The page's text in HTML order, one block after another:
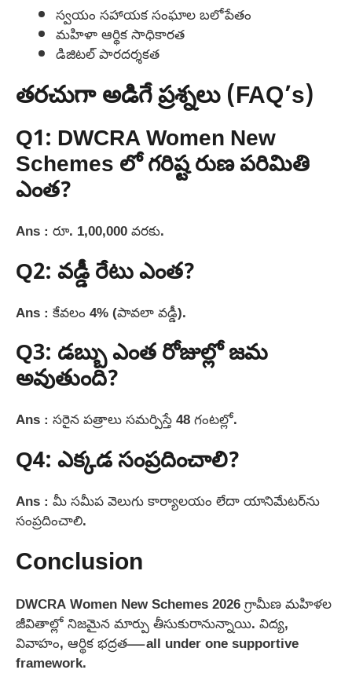
స్వయం సహాయక సంఘాల బలోపేతం
మహిళా ఆర్థిక సాధికారత
డిజిటల్ పారదర్శకత
తరచుగా అడిగే ప్రశ్నలు (FAQ’s)
Q1: DWCRA Women New
Schemes లో గరిష్ట రుణ పరిమితి
ఎంత?
Ans : రూ. 1,00,000 వరకు.
Q2: వడ్డీ రేటు ఎంత?
Ans : కేవలం 4% (పావలా వడ్డీ).
Q3: డబ్బు ఎంత రోజుల్లో జమ
అవుతుంది?
Ans : సరైన పత్రాలు సమర్పిస్తే 48 గంటల్లో.
Q4: ఎక్కడ సంప్రదించాలి?
Ans : మీ సమీప వెలుగు కార్యాలయం లేదా యానిమేటర్‌ను
సంప్రదించాలి.
Conclusion
DWCRA Women New Schemes 2026 గ్రామీణ మహిళల
జీవితాల్లో నిజమైన మార్పు తీసుకురానున్నాయి. విద్య,
వివాహం, ఆర్థిక భద్రత—all under one supportive
framework.